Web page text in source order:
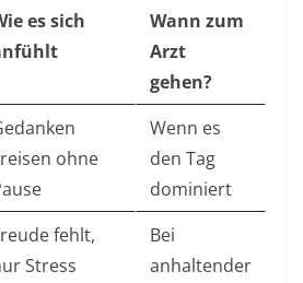
es sich
Wann zum
Arzt
gehen?
ohne
Wenn es
den Tag
dominiert ​
fehlt,
Stress
Bei
anhaltender